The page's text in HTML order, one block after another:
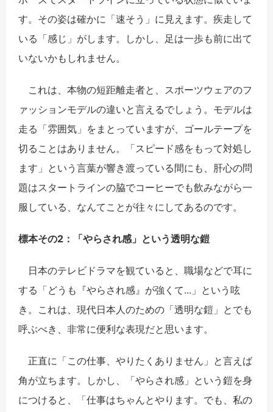
す。その姿は確かに「速そう」に見えます。疾走して
いる「感じ」がします。しかし、足は一歩も前に出て
いないかもしれません。
これは、本物の短距離走者と、スポーツウェアのフ
ァッションモデルの違いと言えるでしょう。モデルは
走る「雰囲気」をまとっていますが、ゴールテープを
切ることはありません。「スピード感をもって対処し
ます」という言葉が響き渡っている間にも、肝心の問
題はスタートラインの脇でコーヒーでも飲みながら一
服している、なんてことが往々にしてあるのです。
標本その2：「やらされ感」という透明な鎧
日本のテレビドラマを観ていると、職場などで耳に
する「どうも『やらされ感』が強くて...」という呟
き。これは、現代日本人のための「透明な鎧」とでも
呼ぶべき、非常に便利な表現だと思います。
正直に「この仕事、やりたくありません」と言えば
角が立ちます。しかし、「やらされ感」という鎧を身
につけると、「仕事はちゃんとやります。でも、私の